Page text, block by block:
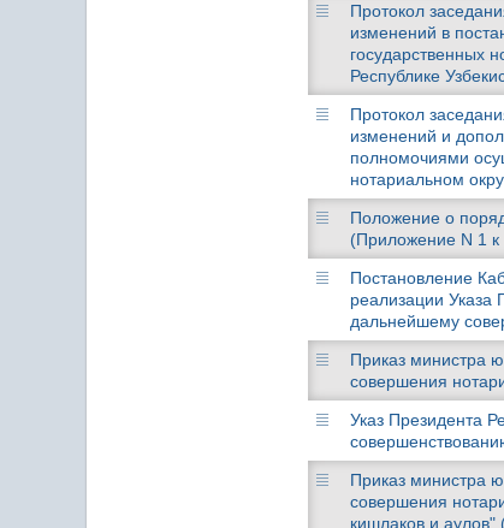
Протокол
изменений в
государственных
Республике
Протокол
изменений и
полномочиями
нотариальном
Положение о
(Приложение N 1
Постановление
реализации Указа
дальнейшему
Приказ министра
совершения
Указ Президента
Приказ министра
совершения
кишлаков и